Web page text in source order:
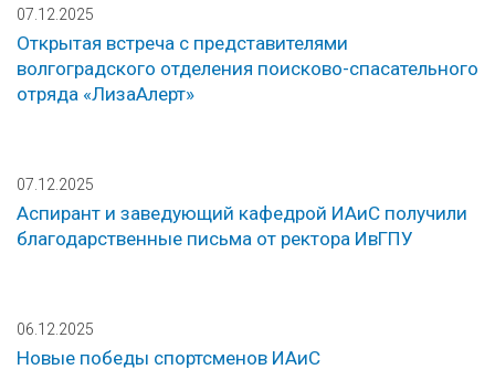
07.12.2025
Открытая встреча с представителями
волгоградского отделения поисково-спасательного
отряда «ЛизаАлерт»
07.12.2025
Аспирант и заведующий кафедрой ИАиС получили
благодарственные письма от ректора ИвГПУ
06.12.2025
Новые победы спортсменов ИАиС